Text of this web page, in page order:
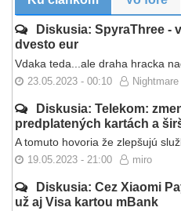
Diskusia: SpyraThree -
dvesto eur
Vdaka teda...ale draha hracka
23.05.2023 - 00:10 Nightmare
Diskusia: Telekom:
predplatených kartách a
A tomuto hovoria že zlepšujú
19.05.2023 - 21:00 miro
Diskusia: Cez Xiaomi
už aj Visa kartou mBank